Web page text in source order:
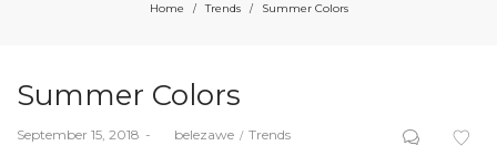
Home / Trends / Summer Colors
Summer Colors
Posted
September 15, 2018 belezawe
Posted
Trends